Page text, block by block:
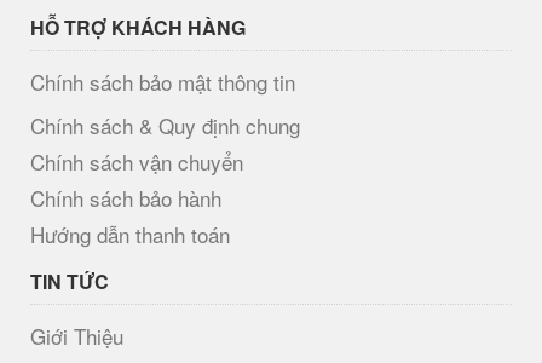
HỖ TRỢ KHÁCH HÀNG
Chính sách bảo mật thông tin
Chính sách & Quy định chung
Chính sách vận chuyển
Chính sách bảo hành
Hướng dẫn thanh toán
TIN TỨC
Giới Thiệu